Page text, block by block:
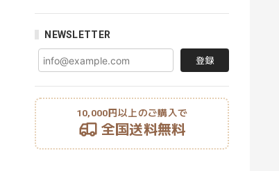
NEWSLETTER
登録
10,000円以上のご購入で
全国送料無料